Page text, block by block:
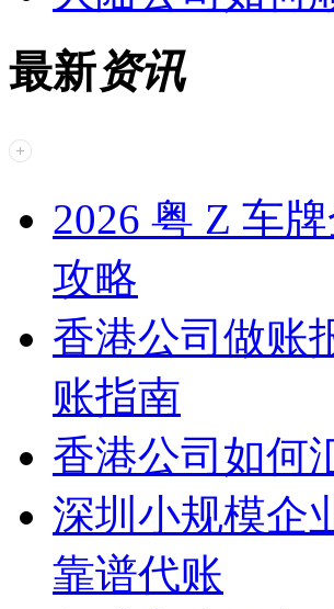
最新资讯
2026 粤 Z 车
攻略
香港公司做账
账指南
香港公司如何
深圳小规模企
靠谱代账